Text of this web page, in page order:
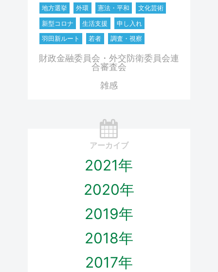
地方選挙
外環 憲法・平和
文化芸術
新型コロナ
生活支援
申し入れ
羽田新ルート
若者 調査・視察
財政金融委員会・外交防衛委員会連
合審査会
雑感
アーカイブ
2021年
2020年
2019年
2018年
2017年